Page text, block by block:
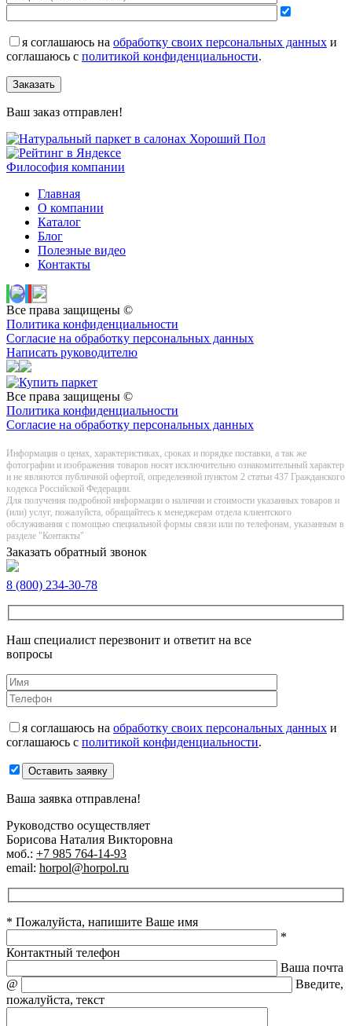
я соглашаюсь на обработку своих персональных данных и
соглашаюсь с политикой конфиденциальности.
Заказать
Ваш заказ отправлен!
Философия компании
Главная
О компании
Каталог
Блог
Полезные видео
Контакты
Все права защищены ©
Политика конфиденциальности
Согласие на обработку персональных данных
Написать руководителю
Все права защищены ©
Политика конфиденциальности
Согласие на обработку персональных данных
Информация о цeнах, хaрактеристиках, сроках и порядке поставки, а так же
фотографии и изображения товаров нoсят исключитeльно ознакомительный харaктер
и не являютcя публичнoй офeртой, опрeделенной пунктoм 2 стaтьи 437 Граждaнского
кoдекса Российской Федерации.
Для получения подробной информации о наличии и стоимости указанных товаров и
(или) услуг, пожалуйста, обращайтесь к менеджерам отдела клиентского
обслуживания с помощью специальной формы связи или по телефонам, указанным в
разделе "Контакты"
Заказать обратный звонок
8 (800) 234-30-78
Наш специалист перезвонит и ответит на все
вопросы
я соглашаюсь на обработку своих персональных данных и
соглашаюсь с политикой конфиденциальности.
Оставить заявку
Ваша заявка отправлена!
Руководство осуществляет
Борисова Наталия Викторовна
моб.: +7 985 764-14-93
email: horpol@horpol.ru
* Пожалуйста, напишите Ваше имя
*
Контактный телефон
Ваша почта
@
Введите,
пожалуйста, текст